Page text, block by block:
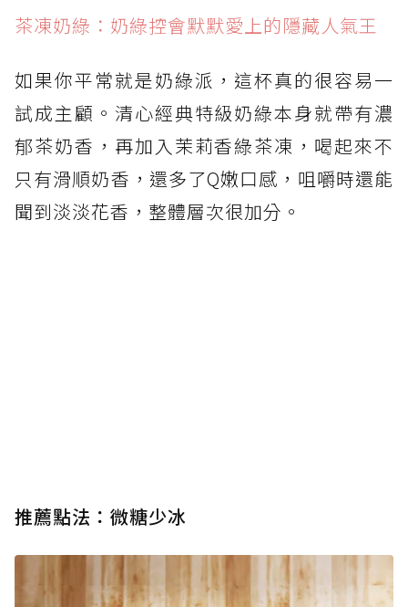
茶凍奶綠：奶綠控會默默愛上的隱藏人氣王
仙草凍奶茶：成熟系手搖代表
暗黑水晶奶茶：低調但超有記憶點
蜂蜜奶茶：甜派會直接愛上
蜂蜜烏龍綠：老清心粉的經典愛將
茶凍奶綠：奶綠控會默默愛上的隱藏人氣王
如果你平常就是奶綠派，這杯真的很容易一
試成主顧。清心經典特級奶綠本身就帶有濃
郁茶奶香，再加入茉莉香綠茶凍，喝起來不
只有滑順奶香，還多了Q嫩口感，咀嚼時還能
聞到淡淡花香，整體層次很加分。
推薦點法：微糖少冰